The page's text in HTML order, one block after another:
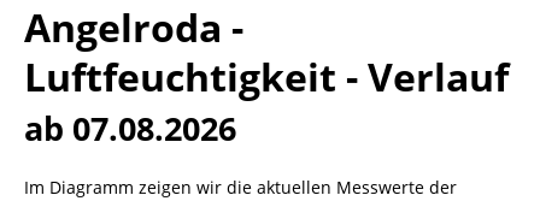
Angelroda -
Luftfeuchtigkeit - Verlauf
ab 07.08.2026
Im Diagramm zeigen wir die aktuellen Messwerte der